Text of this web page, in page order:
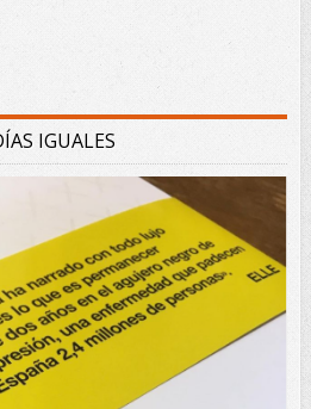
IGUALES